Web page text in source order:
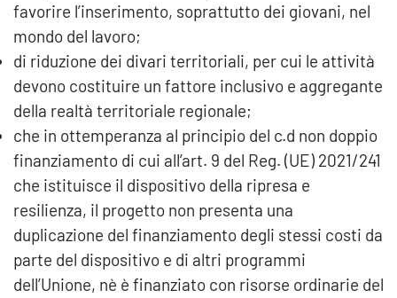
favorire l’inserimento, soprattutto dei giovani, nel
mondo del lavoro;
di riduzione dei divari territoriali, per cui le attività
devono costituire un fattore inclusivo e aggregante
della realtà territoriale regionale;
che in ottemperanza al principio del c.d non doppio
finanziamento di cui all’art. 9 del Reg. (UE) 2021/241
che istituisce il dispositivo della ripresa e
resilienza, il progetto non presenta una
duplicazione del finanziamento degli stessi costi da
parte del dispositivo e di altri programmi
dell’Unione, nè è finanziato con risorse ordinarie del